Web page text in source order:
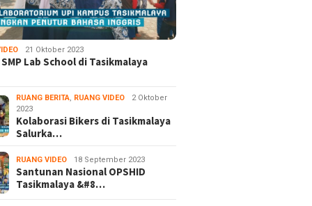
21 Oktober 2023
Lab School di Tasikmalaya
RUANG BERITA, RUANG VIDEO
2 Oktober
2023
Kolaborasi Bikers di Tasikmalaya
Salurka…
RUANG VIDEO 18 September 2023
Santunan Nasional OPSHID
Tasikmalaya &#8…